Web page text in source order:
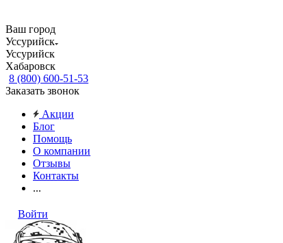
Ваш город
Уссурийск
Уссурийск
Хабаровск
8 (800) 600-51-53
Заказать звонок
Акции
Блог
Помощь
О компании
Отзывы
Контакты
...
Войти